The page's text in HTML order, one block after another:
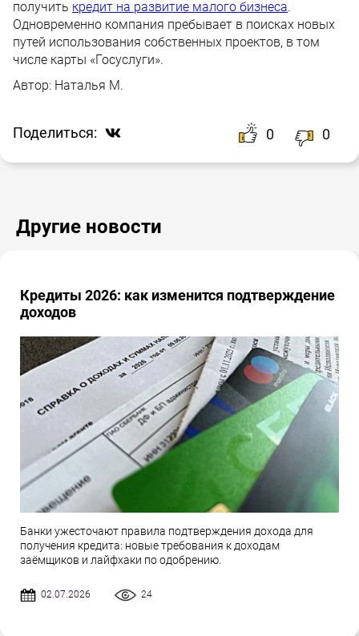
получить кредит на развитие малого бизнеса.
Одновременно компания пребывает в поисках новых
путей использования собственных проектов, в том
числе карты «Госуслуги».
Автор: Наталья М.
Поделиться: 0 0
Другие новости
Кредиты 2026: как изменится подтверждение
доходов
Банки ужесточают правила подтверждения дохода для
получения кредита: новые требования к доходам
заёмщиков и лайфхаки по одобрению.
02.07.2026 24